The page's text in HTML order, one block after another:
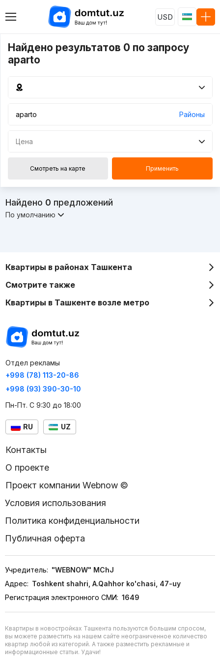
USD
Найдено результатов 0 по запросу
aparto
Районы
Цена
Смотреть на карте Применить
Найдено 0 предложений
По умолчанию
Квартиры в районах Ташкента
Смотрите также
Квартиры в Ташкенте возле метро
Отдел рекламы
+998 (78) 113-20-86
+998 (93) 390-30-10
Пн-Пт. С 9:30 до 18:00
RU UZ
Контакты
О проекте
Проект компании Webnow ©
Условия использования
Политика конфиденциальности
Публичная оферта
Учредитель: "WEBNOW" MChJ
Адрес: Toshkent shahri, A.Qahhor ko'chasi, 47-uy
Регистрация электронного СМИ: 1649
Квартиры в новостройках Ташкента пользуются большим спросом,
вы можете разместить на нашем сайте неограниченное количество
квартир любой из категорий. А также разместить рекламные и
информационные статьи. Удачи!